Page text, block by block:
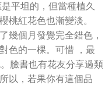
平坦的，但當種植久
桃紅花色也漸變淡。
幾個月發覺完全錯色，
色的一棵。可惜 ，最
臉書也有花友分享過類
以，若果你有這個品